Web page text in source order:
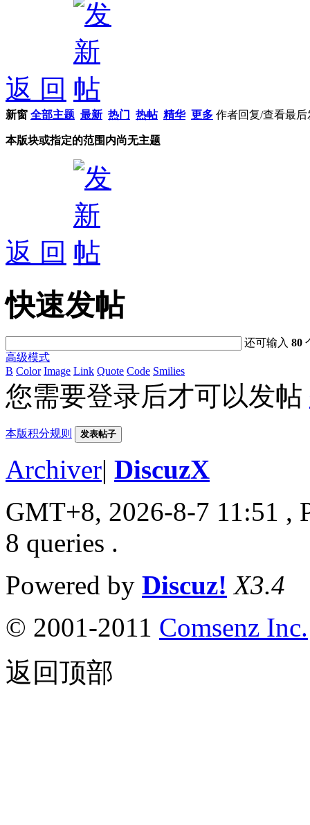
返 回
新窗 全部主题 最新 热门 热帖 精华 更多 作者回复/查看最后
本版块或指定的范围内尚无主题
返 回
快速发帖
还可输入80
高级模式
B Color Image Link Quote Code Smilies
您需要登录后才可以发帖
本版积分规则 发表帖子
Archiver| DiscuzX
GMT+8, 2026-8-7 11:51 ,
8 queries .
Powered by Discuz! X3.4
© 2001-2011 Comsenz Inc.
返回顶部